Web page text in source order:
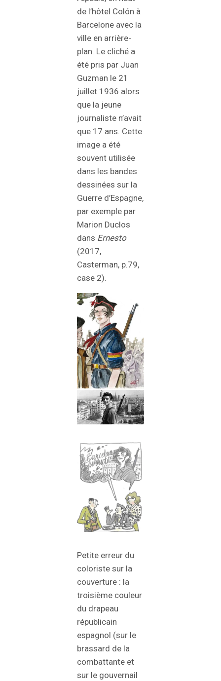
de l’hôtel Colón à
Barcelone avec la
ville en arrière-
plan. Le cliché a
été pris par Juan
Guzman le 21
juillet 1936 alors
que la jeune
journaliste n’avait
que 17 ans. Cette
image a été
souvent utilisée
dans les bandes
dessinées sur la
Guerre d’Espagne,
par exemple par
Marion Duclos
dans Ernesto
(2017,
Casterman, p.79,
case 2).
Petite erreur du
coloriste sur la
couverture : la
troisième couleur
du drapeau
républicain
espagnol (sur le
brassard de la
combattante et
sur le gouvernail